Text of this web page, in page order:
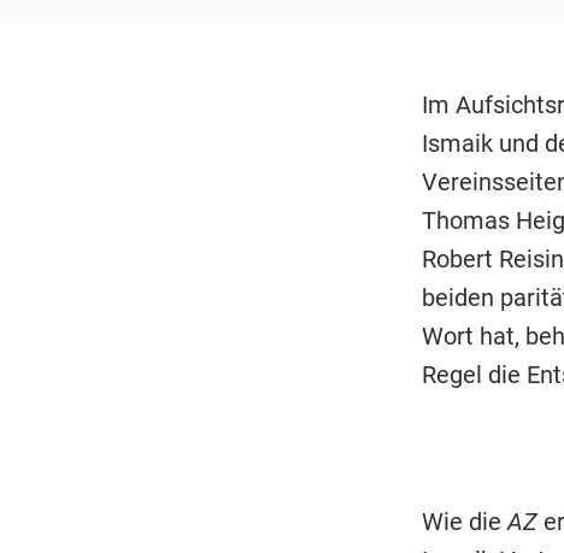
Im
Ismaik und
Thomas
Robert
beiden
Wort hat,
Regel die
Wie die AZ